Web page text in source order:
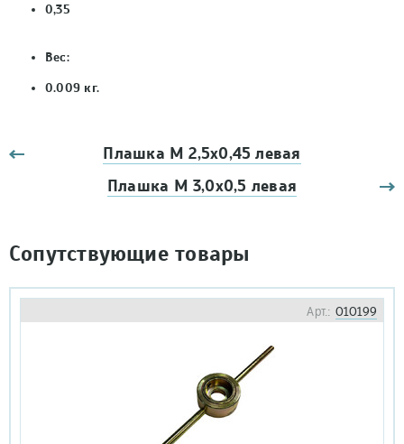
0,35
Вес:
0.009 кг.
Плашка М 2,5х0,45 левая
Плашка М 3,0х0,5 левая
Сопутствующие товары
Арт.: 010199